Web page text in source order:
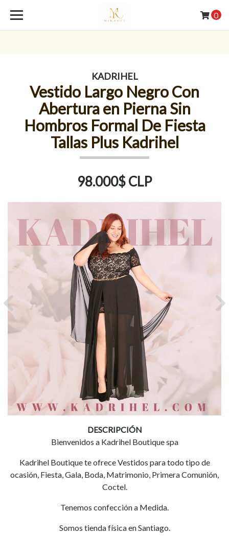
0
KADRIHEL
Vestido Largo Negro Con
Abertura en Pierna Sin
Hombros Formal De Fiesta
Tallas Plus Kadrihel
98.000$ CLP
Previous
DESCRIPCIÓN
Bienvenidos a Kadrihel Boutique spa
Kadrihel Boutique te ofrece Vestidos para todo tipo de
ocasión, Fiesta, Gala, Boda, Matrimonio, Primera Comunión,
Coctel.
Tenemos confección a Medida.
Somos tienda física en Santiago.